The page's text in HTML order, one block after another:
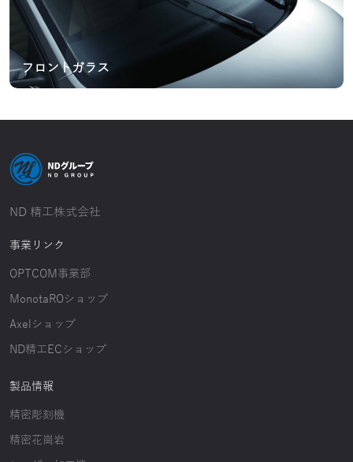
フロントガラス
ND 精工株式会社
事業リンク
OPTCOM事業部
MonotaROショップ
Axelショップ
ND精工ECショップ
製品情報
精密彫刻機
精密花崗岩